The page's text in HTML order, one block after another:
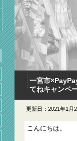
一宮市
てねキャンペ
更新日：2021年1月
こんにちは。